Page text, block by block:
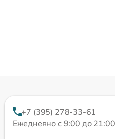
+7 (395) 278-33-61
Ежедневно с 9:00 до 21:00